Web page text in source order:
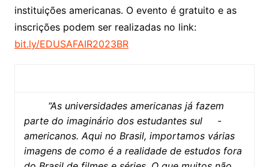
instituições americanas. O evento é gratuito e as
inscrições podem ser realizadas no link:
bit.ly/EDUSAFAIR2023BR
“As universidades americanas já fazem
parte do imaginário dos estudantes sul
-
americanos. Aqui no Brasil, importamos várias
imagens de como é a realidade de estudos fora